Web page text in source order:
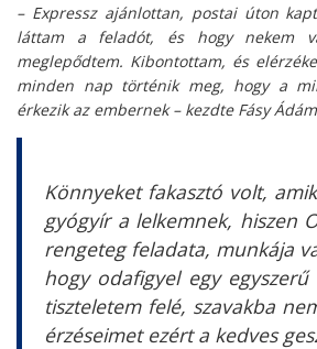
– Expressz ajánlottan, postai úton
láttam a feladót, és hogy nekem
meglepődtem. Kibontottam, és
minden nap történik meg, hogy a
érkezik az embernek – kezdte Fásy
Könnyeket fakasztó volt,
gyógyír a lelkemnek, hiszen
rengeteg feladata, munkája
hogy odafigyel egy
tiszteletem felé, szavakba
érzéseimet ezért a kedves